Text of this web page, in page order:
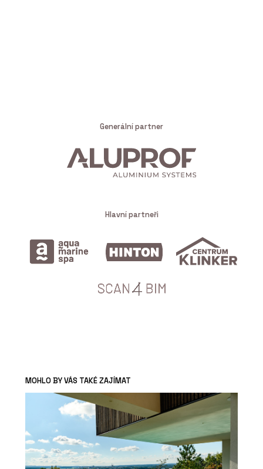
Generální partner
Hlavní partneři
MOHLO BY VÁS TAKÉ ZAJÍMAT